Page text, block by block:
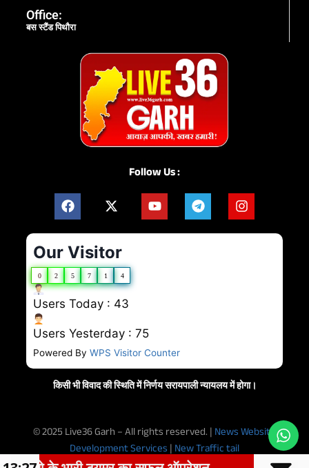
Office:
बस स्टैंड पिथौरा
Follow Us :
Our Visitor
0 2 5 7 1 4
Users Today : 43
Users Yesterday : 75
Powered By WPS Visitor Counter
किसी भी विवाद की स्थिति में निर्णय सरायपाली न्यायलय में होगा।
© 2025 Live36 Garh – All rights reserved. | News Website
Development Services|New Traffic tail